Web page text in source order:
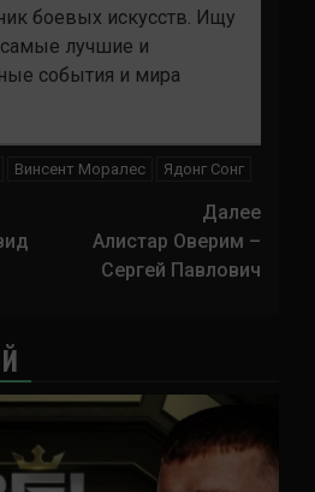
боевых искусств. Ищу
лучшие и
события и мира
Винсент Моралес Ядонг Сонг
Далее
Алистар Оверим –
Сергей Павлович